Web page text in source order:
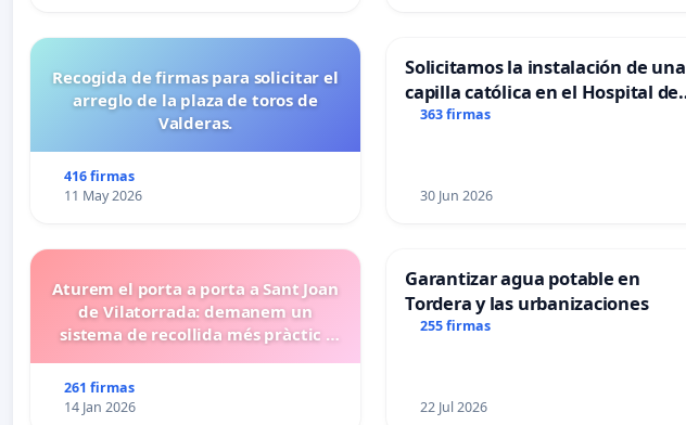
Recogida de firmas para solicitar el
arreglo de la plaza de toros de
Valderas.
416 firmas
11 May 2026
Solicitamos la instalación de una
capilla católica en el Hospital de
Alcañiz
363 firmas
30 Jun 2026
Aturem el porta a porta a Sant Joan
de Vilatorrada: demanem un
sistema de recollida més pràctic i
261 firmas
14 Jan 2026
Garantizar agua potable en
Tordera y las urbanizaciones
255 firmas
22 Jul 2026